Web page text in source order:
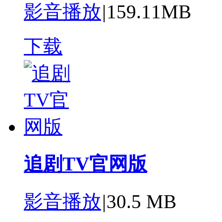
影音播放|159.11MB
下载
追剧TV官网版
影音播放|30.5 MB